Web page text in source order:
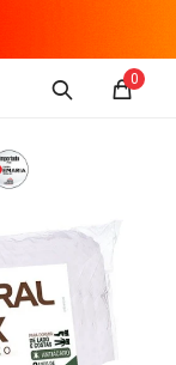
0
Hogar